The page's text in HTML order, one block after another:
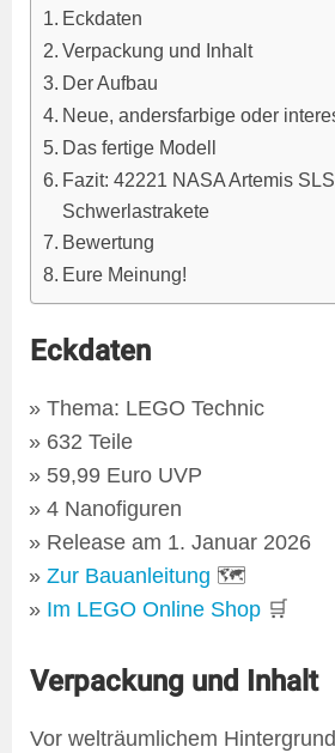
Eckdaten
Verpackung und Inhalt
Der Aufbau
Neue, andersfarbige oder
Das fertige Modell
Fazit: 42221 NASA Artemis
Schwerlastrakete
Bewertung
Eure Meinung!
Eckdaten
Thema: LEGO Technic
632 Teile
59,99 Euro UVP
4 Nanofiguren
Release am 1. Januar 2026
Zur Bauanleitung 🗺
Im LEGO Online Shop 🛒
Verpackung und Inhalt
Vor welträumlichem